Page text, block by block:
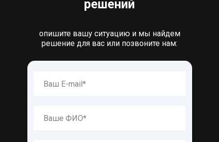
решений
опишите вашу ситуацию и мы найдем
решение для вас или позвоните нам: